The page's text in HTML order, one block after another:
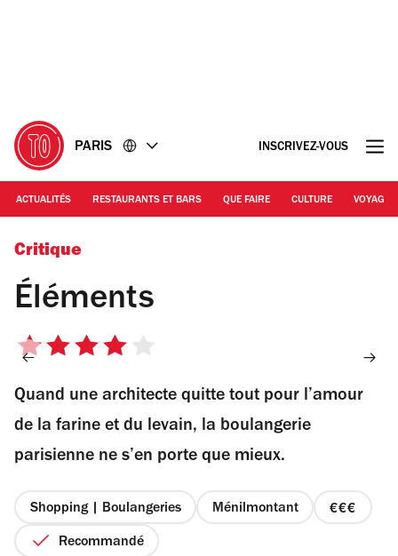
PARIS INSCRIVEZ-VOUS
ACTUALITÉS RESTAURANTS ET BARS QUE FAIRE CULTURE VOYAGE
Elements boulangerie
Critique
Éléments
4
5
étoiles
Quand une architecte quitte tout pour l’amour
de la farine et du levain, la boulangerie
parisienne ne s’en porte que mieux.
Shopping | Boulangeries Ménilmontant
prix
Recommandé